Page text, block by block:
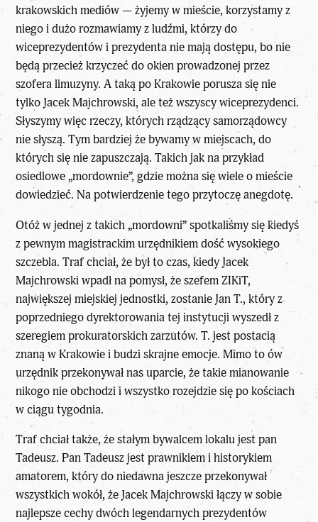
krakowskich mediów — żyjemy w mieście, korzystamy z
niego i dużo rozmawiamy z ludźmi, którzy do
wiceprezydentów i prezydenta nie mają dostępu, bo nie
będą przecież krzyczeć do okien prowadzonej przez
szofera limuzyny. A taką po Krakowie porusza się nie
tylko Jacek Majchrowski, ale też wszyscy wiceprezydenci.
Słyszymy więc rzeczy, których rządzący samorządowcy
nie słyszą. Tym bardziej że bywamy w miejscach, do
których się nie zapuszczają. Takich jak na przykład
osiedlowe „mordownie”, gdzie można się wiele o mieście
dowiedzieć. Na potwierdzenie tego przytoczę anegdotę.
Otóż w jednej z takich „mordowni” spotkaliśmy się kiedyś
z pewnym magistrackim urzędnikiem dość wysokiego
szczebla. Traf chciał, że był to czas, kiedy Jacek
Majchrowski wpadł na pomysł, że szefem ZIKiT,
największej miejskiej jednostki, zostanie Jan T., który z
poprzedniego dyrektorowania tej instytucji wyszedł z
szeregiem prokuratorskich zarzutów. T. jest postacią
znaną w Krakowie i budzi skrajne emocje. Mimo to ów
urzędnik przekonywał nas uparcie, że takie mianowanie
nikogo nie obchodzi i wszystko rozejdzie się po kościach
w ciągu tygodnia.
Traf chciał także, że stałym bywalcem lokalu jest pan
Tadeusz. Pan Tadeusz jest prawnikiem i historykiem
amatorem, który do niedawna jeszcze przekonywał
wszystkich wokół, że Jacek Majchrowski łączy w sobie
najlepsze cechy dwóch legendarnych prezydentów